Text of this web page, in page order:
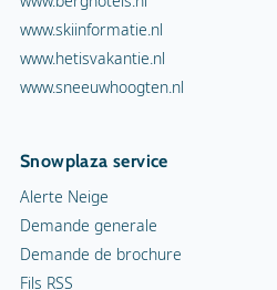
www.skiinformatie.nl
www.hetisvakantie.nl
www.sneeuwhoogten.nl
Snowplaza service
Alerte Neige
Demande generale
Demande de brochure
Fils RSS